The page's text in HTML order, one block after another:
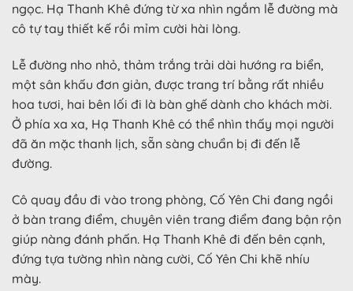
ngọc. Hạ Thanh Khê đứng từ xa nhìn ngắm lễ đường mà
cô tự tay thiết kế rồi mỉm cười hài lòng.
Lễ đường nho nhỏ, thảm trắng trải dài hướng ra biển,
một sân khấu đơn giản, được trang trí bằng rất nhiều
hoa tươi, hai bên lối đi là bàn ghế dành cho khách mời.
Ở phía xa xa, Hạ Thanh Khê có thể nhìn thấy mọi người
đã ăn mặc thanh lịch, sẵn sàng chuẩn bị đi đến lễ
đường.
Cô quay đầu đi vào trong phòng, Cố Yên Chi đang ngồi
ở bàn trang điểm, chuyên viên trang điểm đang bận rộn
giúp nàng đánh phấn. Hạ Thanh Khê đi đến bên cạnh,
đứng tựa tường nhìn nàng cười, Cố Yên Chi khẽ nhíu
mày.